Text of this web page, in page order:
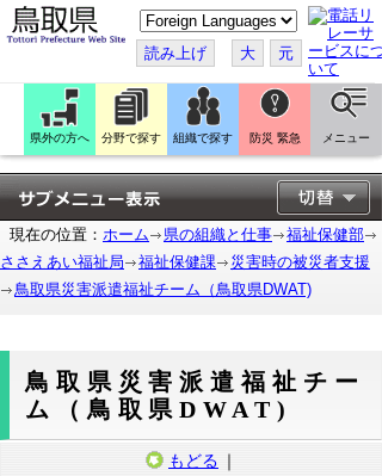
こ
の
ペ
ー
ジ
翻
訳
す
る
読み上げ 大 元
県外の方へ 分野で探す 組織で探す 防災 緊急 メニュー
現在の位置： ホーム 県の組織と仕事
福祉保健部
ささえあい福祉局
福祉保健課
災害時の被災者支援
鳥取県災害派遣福祉チーム（鳥取県DWAT)
鳥取県災害派遣福祉チー
ム（鳥取県DWAT)
もどる ｜